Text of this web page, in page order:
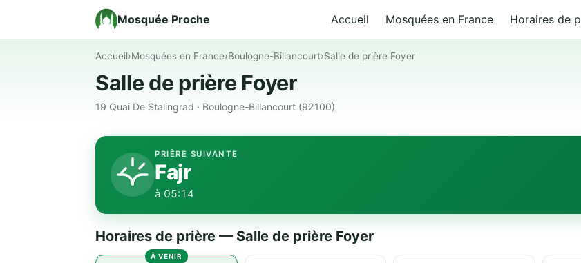
Mosquée Proche Accueil Mosquées en France Horaires de
Accueil›Mosquées en France›Boulogne-Billancourt›Salle de prière Foyer
Salle de prière Foyer
19 Quai De Stalingrad · Boulogne-Billancourt (92100)
PRIÈRE SUIVANTE
Fajr
à 05:14
Horaires de prière — Salle de prière Foyer